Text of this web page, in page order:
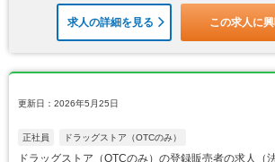
求人の詳細を見る この求人に
更新日：2026年5月25日
正社員 ドラッグストア（OTCのみ）
ドラッグストア（OTCのみ）の登録販売者の求人